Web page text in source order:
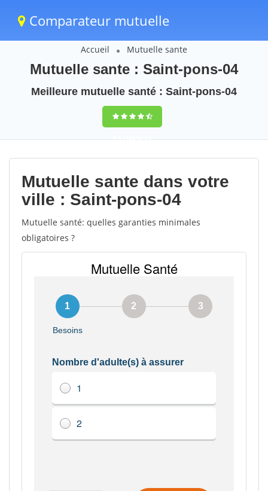
Comparateur mutuelle
Accueil Mutuelle sante
Mutuelle sante : Saint-pons-04
Meilleure mutuelle santé : Saint-pons-04
9,5(100%)29
votes
Mutuelle sante dans votre
ville : Saint-pons-04
Mutuelle santé: quelles garanties minimales
obligatoires ?